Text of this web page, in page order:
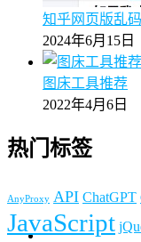
知乎网页版乱
2024年6月15日
图床工具推荐
2022年4月6日
热门标签
AnyProxy API ChatGPT
JavaScript